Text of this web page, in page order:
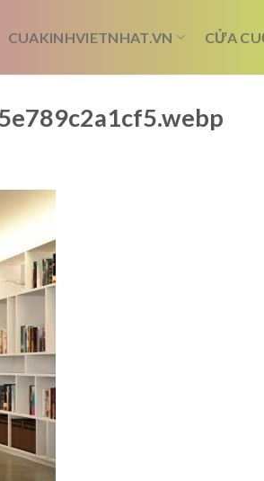
CUAKINHVIETNHAT.VN CỬA